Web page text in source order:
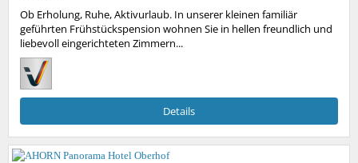
Ob Erholung, Ruhe, Aktivurlaub. In unserer kleinen familiär
geführten Frühstückspension wohnen Sie in hellen freundlich und
liebevoll eingerichteten Zimmern...
Details